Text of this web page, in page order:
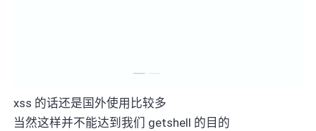
xss 的话还是国外使用比较多
当然这样并不能达到我们 getshell 的目的